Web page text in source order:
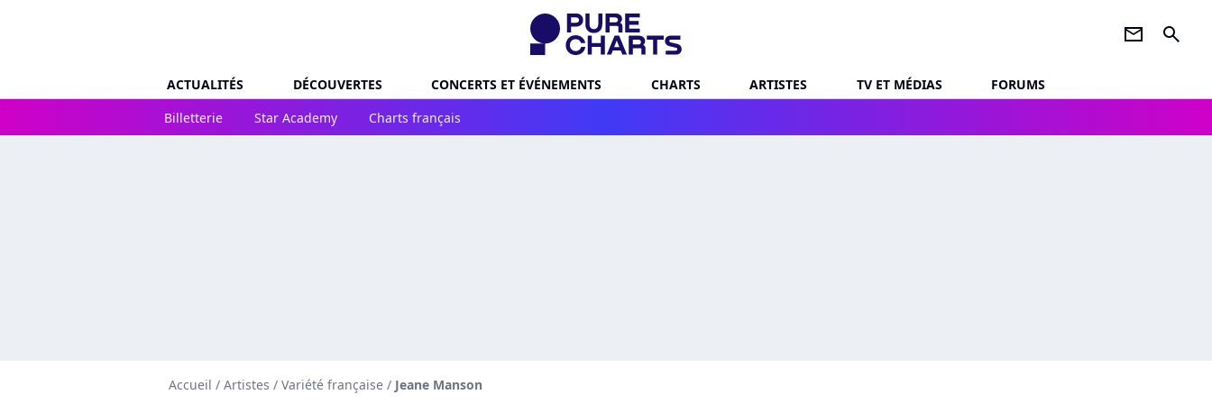
newsletter search
ACTUALITÉS DÉCOUVERTES CONCERTS ET ÉVÉNEMENTS CHARTS ARTISTES TV ET MÉDIAS
FORUMS
Billetterie
Star Academy Charts français
Accueil / Artistes / Variété française / Jeane Manson